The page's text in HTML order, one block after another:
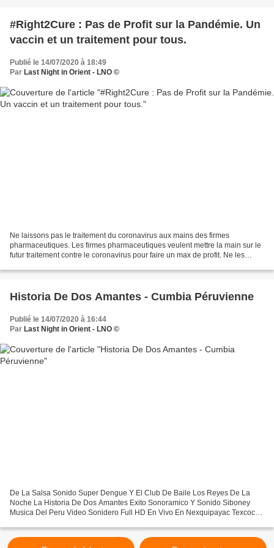
#Right2Cure : Pas de Profit sur la Pandémie. Un
vaccin et un traitement pour tous.
Publié le 14/07/2020 à 18:49
Par Last Night in Orient - LNO ©
Ne laissons pas le traitement du coronavirus aux mains des firmes
pharmaceutiques. Les firmes pharmaceutiques veulent mettre la main sur le
futur traitement contre le coronavirus pour faire un max de profit. Ne les
Historia De Dos Amantes - Cumbia Péruvienne
Publié le 14/07/2020 à 16:44
Par Last Night in Orient - LNO ©
De La Salsa Sonido Super Dengue Y El Club De Baile Los Reyes De La
Noche La Historia De Dos Amantes Exito Sonoramico Y Sonido Siboney
Musica Del Peru Video Sonidero Full HD En Vivo En Nexquipayac Texcoco